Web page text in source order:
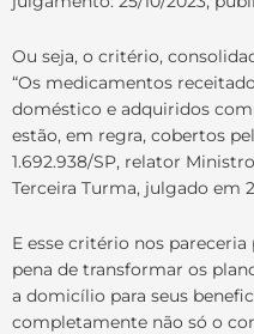
Ou seja, o critério,
“Os medicamentos
doméstico e adquiridos
estão, em regra, cobertos
1.692.938/SP, relator
Terceira Turma, julgado em
E esse critério nos
pena de transformar os
a domicílio para seus
completamente não só o